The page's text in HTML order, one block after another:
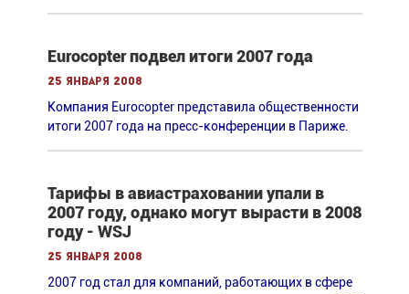
Eurocopter подвел итоги 2007 года
25 января 2008
Компания Eurocopter представила общественности
итоги 2007 года на пресс-конференции в Париже.
Тарифы в авиастраховании упали в
2007 году, однако могут вырасти в 2008
году - WSJ
25 января 2008
2007 год стал для компаний, работающих в сфере